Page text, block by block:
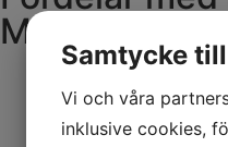
Mekanos
Samtycke
Vi och våra
inklusive cookies,